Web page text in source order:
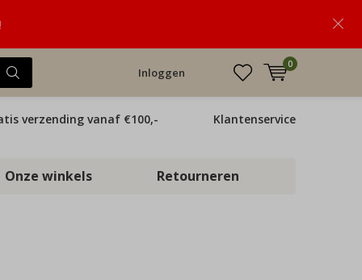
Inloggen
0
verzending vanaf €100,- Klantenservice
Onze winkels Retourneren